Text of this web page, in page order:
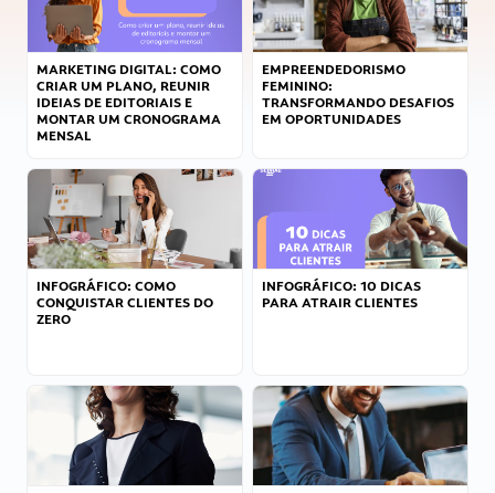
MARKETING DIGITAL: COMO
CRIAR UM PLANO, REUNIR
IDEIAS DE EDITORIAIS E
MONTAR UM CRONOGRAMA
MENSAL
EMPREENDEDORISMO
FEMININO:
TRANSFORMANDO DESAFIOS
EM OPORTUNIDADES
INFOGRÁFICO: COMO
CONQUISTAR CLIENTES DO
ZERO
INFOGRÁFICO: 10 DICAS
PARA ATRAIR CLIENTES